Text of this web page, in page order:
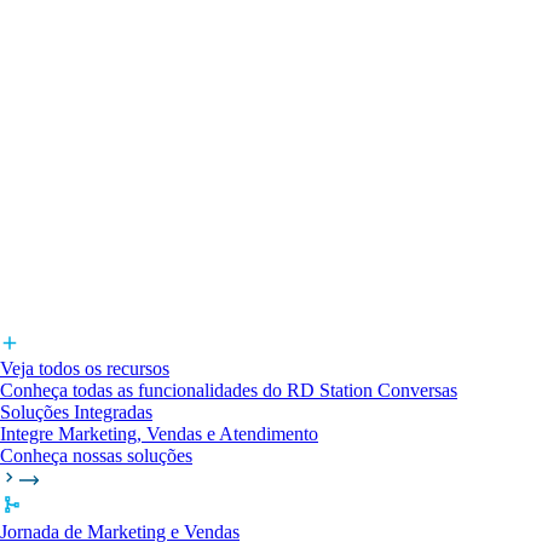
Veja todos os recursos
Conheça todas as funcionalidades do RD Station Conversas
Soluções Integradas
Integre Marketing, Vendas e Atendimento
Conheça nossas soluções
Jornada de Marketing e Vendas